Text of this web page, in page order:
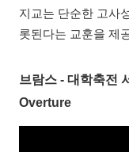
지교는 단순한 고사
롯된다는 교훈을 제
브람스 - 대학축전
Overture